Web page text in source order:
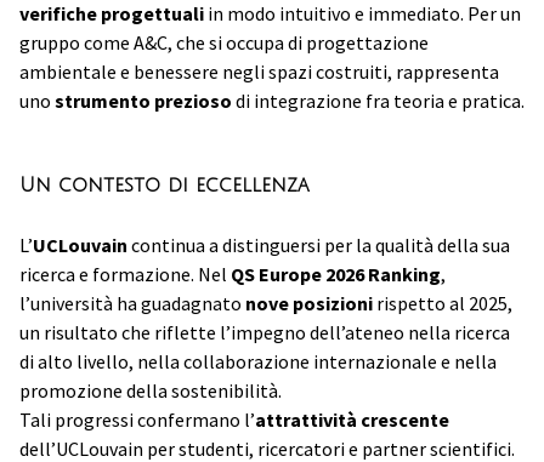
verifiche progettuali in modo intuitivo e immediato. Per un
gruppo come A&C, che si occupa di progettazione
ambientale e benessere negli spazi costruiti, rappresenta
uno strumento prezioso di integrazione fra teoria e pratica.
Un contesto di eccellenza
L’UCLouvain continua a distinguersi per la qualità della sua
ricerca e formazione. Nel QS Europe 2026 Ranking,
l’università ha guadagnato nove posizioni rispetto al 2025,
un risultato che riflette l’impegno dell’ateneo nella ricerca
di alto livello, nella collaborazione internazionale e nella
promozione della sostenibilità.
Tali progressi confermano l’attrattività crescente
dell’UCLouvain per studenti, ricercatori e partner scientifici.